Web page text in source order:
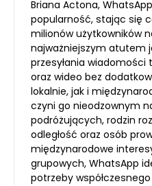
Briana Actona,
popularność, stając się
milionów użytkowników
najważniejszym atutem
przesyłania wiadomości
oraz wideo bez
lokalnie, jak i
czyni go nieodzownym
podróżujących, rodzin
odległość oraz osób
międzynarodowe
grupowych, WhatsApp
potrzeby